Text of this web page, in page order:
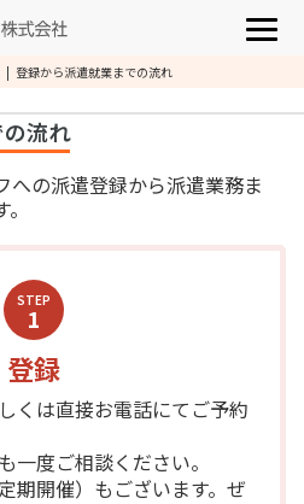
| 登録から派遣就業までの流れ
流れ
への派遣登録から派遣業務ま
STEP
1
登録
くは直接お電話にてご予約
一度ご相談ください。
期開催）もございます。ぜ